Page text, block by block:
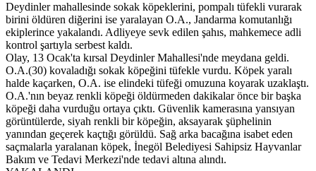
Deydinler mahallesinde sokak köpeklerini, pompalı tüfekli vurarak
birini öldüren diğerini ise yaralayan O.A., Jandarma komutanlığı
ekiplerince yakalandı. Adliyeye sevk edilen şahıs, mahkemece adli
kontrol şartıyla serbest kaldı.
Olay, 13 Ocak'ta kırsal Deydinler Mahallesi'nde meydana geldi.
O.A.(30) kovaladığı sokak köpeğini tüfekle vurdu. Köpek yaralı
halde kaçarken, O.A. ise elindeki tüfeği omuzuna koyarak uzaklaştı.
O.A.'nın beyaz renkli köpeği öldürmeden dakikalar önce bir başka
köpeği daha vurduğu ortaya çıktı. Güvenlik kamerasına yansıyan
görüntülerde, siyah renkli bir köpeğin, aksayarak şüphelinin
yanından geçerek kaçtığı görüldü. Sağ arka bacağına isabet eden
saçmalarla yaralanan köpek, İnegöl Belediyesi Sahipsiz Hayvanlar
Bakım ve Tedavi Merkezi'nde tedavi altına alındı.